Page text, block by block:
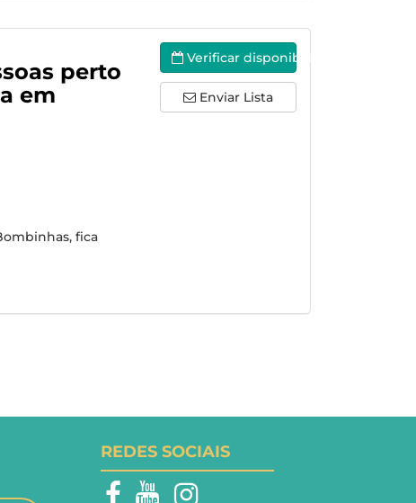
perto
em
fica
Verificar disponibilidade
Enviar Lista
REDES SOCIAIS